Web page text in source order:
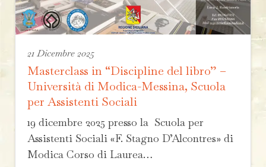
21 Dicembre 2025
Masterclass in “Discipline del libro” –
Università di Modica-Messina, Scuola
per Assistenti Sociali
19 dicembre 2025 presso la Scuola per
Assistenti Sociali «F. Stagno D’Alcontres» di
Modica Corso di Laurea…